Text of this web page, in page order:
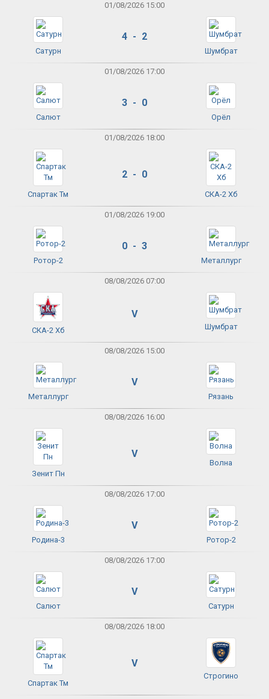
01/08/2026 15:00
Сатурн
4 - 2
Шумбрат
01/08/2026 17:00
Салют
3 - 0
Орёл
01/08/2026 18:00
Спартак Тм
2 - 0
СКА-2 Хб
01/08/2026 19:00
Ротор-2
0 - 3
Металлург
08/08/2026 07:00
СКА-2 Хб
V
Шумбрат
08/08/2026 15:00
Металлург
V
Рязань
08/08/2026 16:00
Зенит Пн
V
Волна
08/08/2026 17:00
Родина-3
V
Ротор-2
08/08/2026 17:00
Салют
V
Сатурн
08/08/2026 18:00
Спартак Тм
V
Строгино